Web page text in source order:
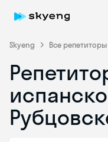
Skyeng Все репетиторы